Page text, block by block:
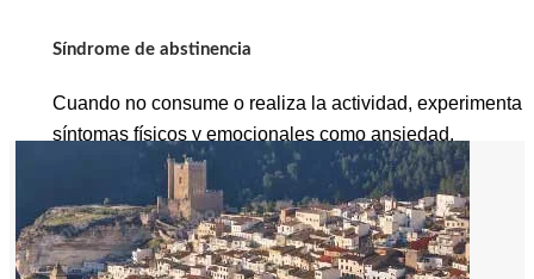
Síndrome de abstinencia
Cuando no consume o realiza la actividad, experimenta
síntomas físicos y emocionales como ansiedad,
irritabilidad, insomnio o temblores.